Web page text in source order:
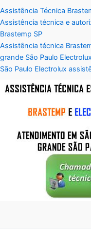
Assistência Técnica
Assistência técnica e
Brastemp SP
Assistência técnica
grande São Paulo
São Paulo Electrolux